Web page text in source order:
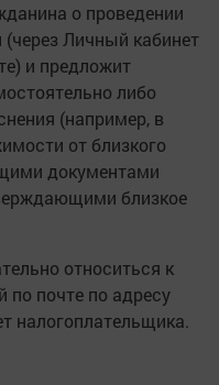
о проведении
(через Личный кабинет
и предложит
либо
(например, в
от близкого
документами
близкое
относиться к
по почте по адресу
налогоплательщика.